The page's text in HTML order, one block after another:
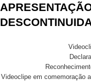
Videoclipe em comemoração